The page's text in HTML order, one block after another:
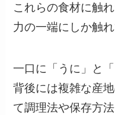
これらの食材に触
力の一端にしか触
一口に「うに」と
背後には複雑な産
て調理法や保存方